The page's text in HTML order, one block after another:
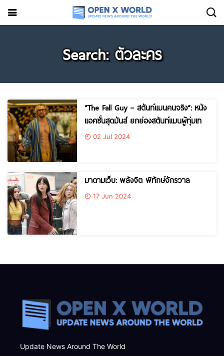
Search: ตัวละคร
“The Fall Guy – สตันท์แมนคนจริง”: หนัง
แอคชั่นสุดมันส์ ยกย่องสตันท์แมนผู้ทุ่มเท
02 Jul 2024
มาดามเว็บ: พลังจิต พิทักษ์จักรวาล
17 Jun 2024
Update News Around The World